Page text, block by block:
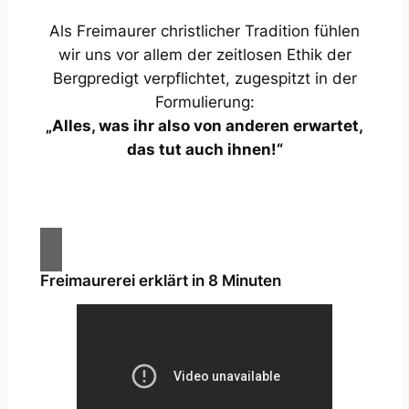
Als Freimaurer christlicher Tradition fühlen
wir uns vor allem der zeitlosen Ethik der
Bergpredigt verpflichtet, zugespitzt in der
Formulierung:
„Alles, was ihr also von anderen erwartet,
das tut auch ihnen!“
Freimaurerei erklärt in 8 Minuten